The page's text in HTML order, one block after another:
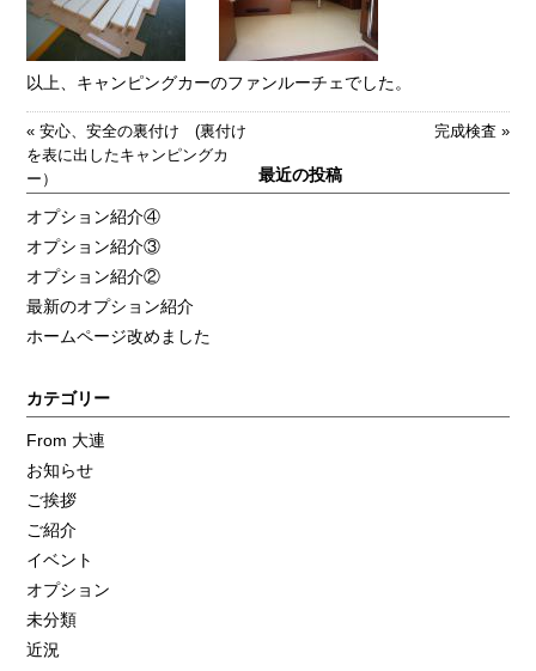
以上、キャンピングカーのファンルーチェでした。
«安心、安全の裏付け (裏付け
を表に出したキャンピングカ
ー）
完成検査 »
最近の投稿
オプション紹介④
オプション紹介③
オプション紹介②
最新のオプション紹介
ホームページ改めました
カテゴリー
From 大連
お知らせ
ご挨拶
ご紹介
イベント
オプション
未分類
近況